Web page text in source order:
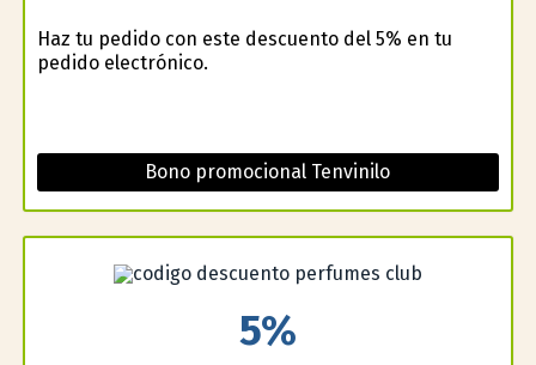
Haz tu pedido con este descuento del 5% en tu
pedido electrónico.
Bono promocional Tenvinilo
5%